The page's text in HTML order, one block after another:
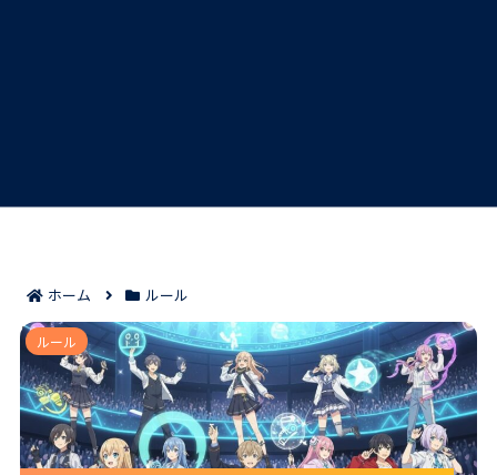
ホーム ルール
Vtuberの大切なお知らせが示す3つのパターン｜卒業・
休止から嬉しい発表まで心構えを整理！
ルール